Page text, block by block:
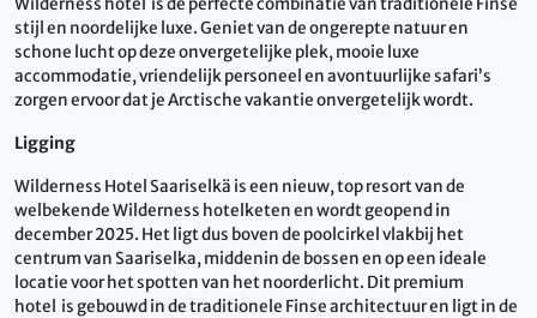
stijl en noordelijke luxe. Geniet van de ongerepte natuur en
schone lucht op deze onvergetelijke plek, mooie luxe
accommodatie, vriendelijk personeel en avontuurlijke safari’s
zorgen ervoor dat je Arctische vakantie onvergetelijk wordt.
Ligging
Wilderness Hotel Saariselkä is een nieuw, top resort van de
welbekende Wilderness hotelketen en wordt geopend in
december 2025. Het ligt dus boven de poolcirkel vlakbij het
centrum van Saariselka, middenin de bossen en op een ideale
locatie voor het spotten van het noorderlicht. Dit premium
hotel is gebouwd in de traditionele Finse architectuur en ligt in de